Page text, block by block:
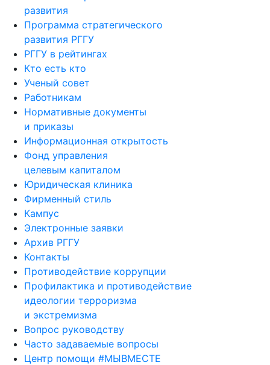
развития
Программа стратегического
развития РГГУ
РГГУ в рейтингах
Кто есть кто
Ученый совет
Работникам
Нормативные документы
и приказы
Информационная открытость
Фонд управления
целевым капиталом
Юридическая клиника
Фирменный стиль
Кампус
Электронные заявки
Архив РГГУ
Контакты
Противодействие коррупции
Профилактика и противодействие
идеологии терроризма
и экстремизма
Вопрос руководству
Часто задаваемые вопросы
Центр помощи #МЫВМЕСТЕ